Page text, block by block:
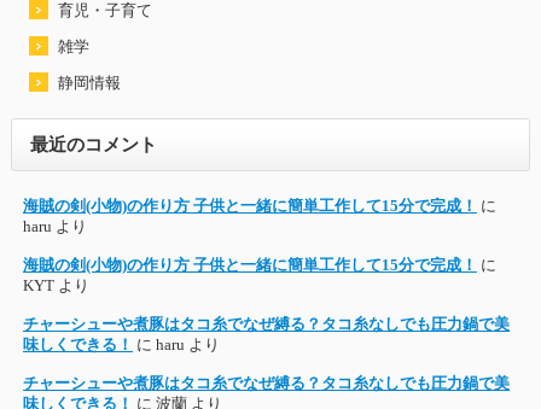
育児・子育て
雑学
静岡情報
最近のコメント
海賊の剣(小物)の作り方 子供と一緒に簡単工作して15分で完成！ に
haru より
海賊の剣(小物)の作り方 子供と一緒に簡単工作して15分で完成！ に
KYTより
チャーシューや煮豚はタコ糸でなぜ縛る？タコ糸なしでも圧力鍋で美
味しくできる！ に haru より
チャーシューや煮豚はタコ糸でなぜ縛る？タコ糸なしでも圧力鍋で美
味しくできる！ に 波蘭より